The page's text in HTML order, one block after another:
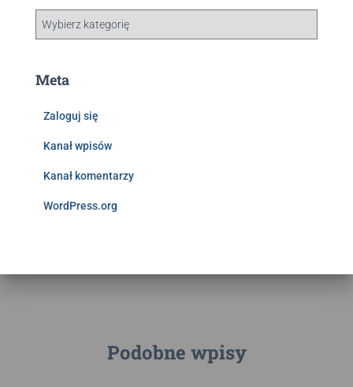
Meta
Zaloguj się
Kanał wpisów
Kanał komentarzy
WordPress.org
Podobne wpisy